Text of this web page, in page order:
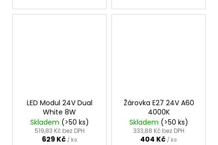
LED Modul 24V Dual
White 8W
Skladem (>50 ks)
519,83 Kč bez DPH
629 Kč / ks
Žárovka E27 24V A60
4000K
Skladem (>50 ks)
333,88 Kč bez DPH
404 Kč / ks